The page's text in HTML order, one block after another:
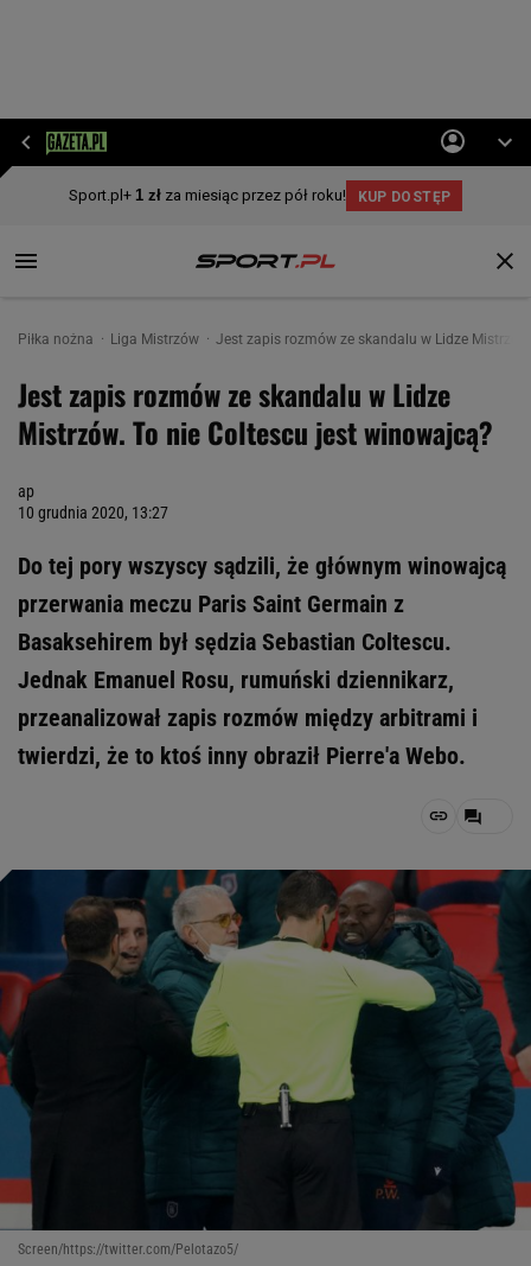
Piłka nożna Liga Mistrzów Jest zapis rozmów ze skandalu w Lidze
Jest zapis rozmów ze skandalu w Lidze
Mistrzów. To nie Coltescu jest winowajcą?
ap
10 grudnia 2020, 13:27
Do tej pory wszyscy sądzili, że głównym winowajcą
przerwania meczu Paris Saint Germain z
Basaksehirem był sędzia Sebastian Coltescu.
Jednak Emanuel Rosu, rumuński dziennikarz,
przeanalizował zapis rozmów między arbitrami i
twierdzi, że to ktoś inny obraził Pierre'a Webo.
Screen/https://twitter.com/Pelotazo5/